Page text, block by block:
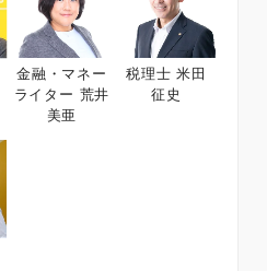
金融・マネー
ライター 荒井
美亜
税理士 米田
征史